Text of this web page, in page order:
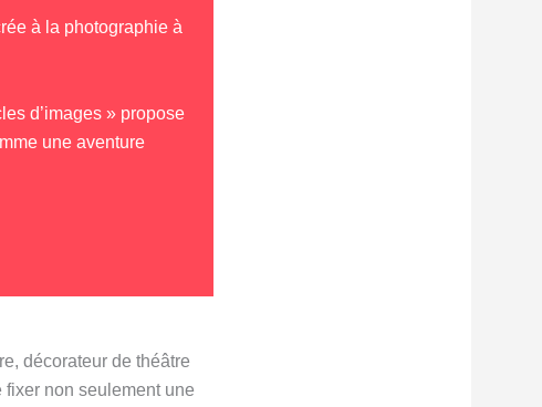
à la photographie à
d’images » propose
une aventure
décorateur de théâtre
non seulement une